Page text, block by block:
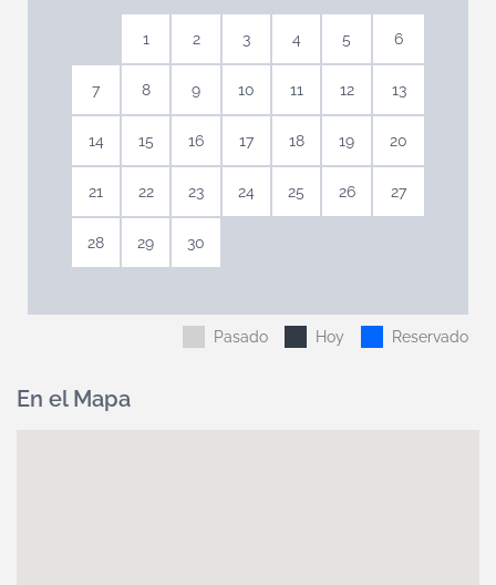
1 2 3 4 5 6
7 8 9 10 11 12 13
14 15 16 17 18 19 20
21 22 23 24 25 26 27
28 29 30
Pasado Hoy Reservado
En el Mapa